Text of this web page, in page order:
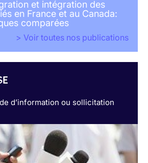
et intégration des
en France et au Canada:
comparées
> Voir toutes nos publications
d’information ou sollicitation